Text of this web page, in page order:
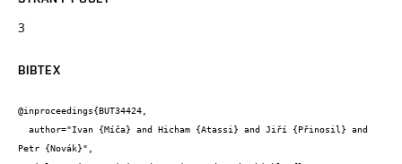
3
BIBTEX
@inproceedings{BUT34424,
Petr {Novák}",